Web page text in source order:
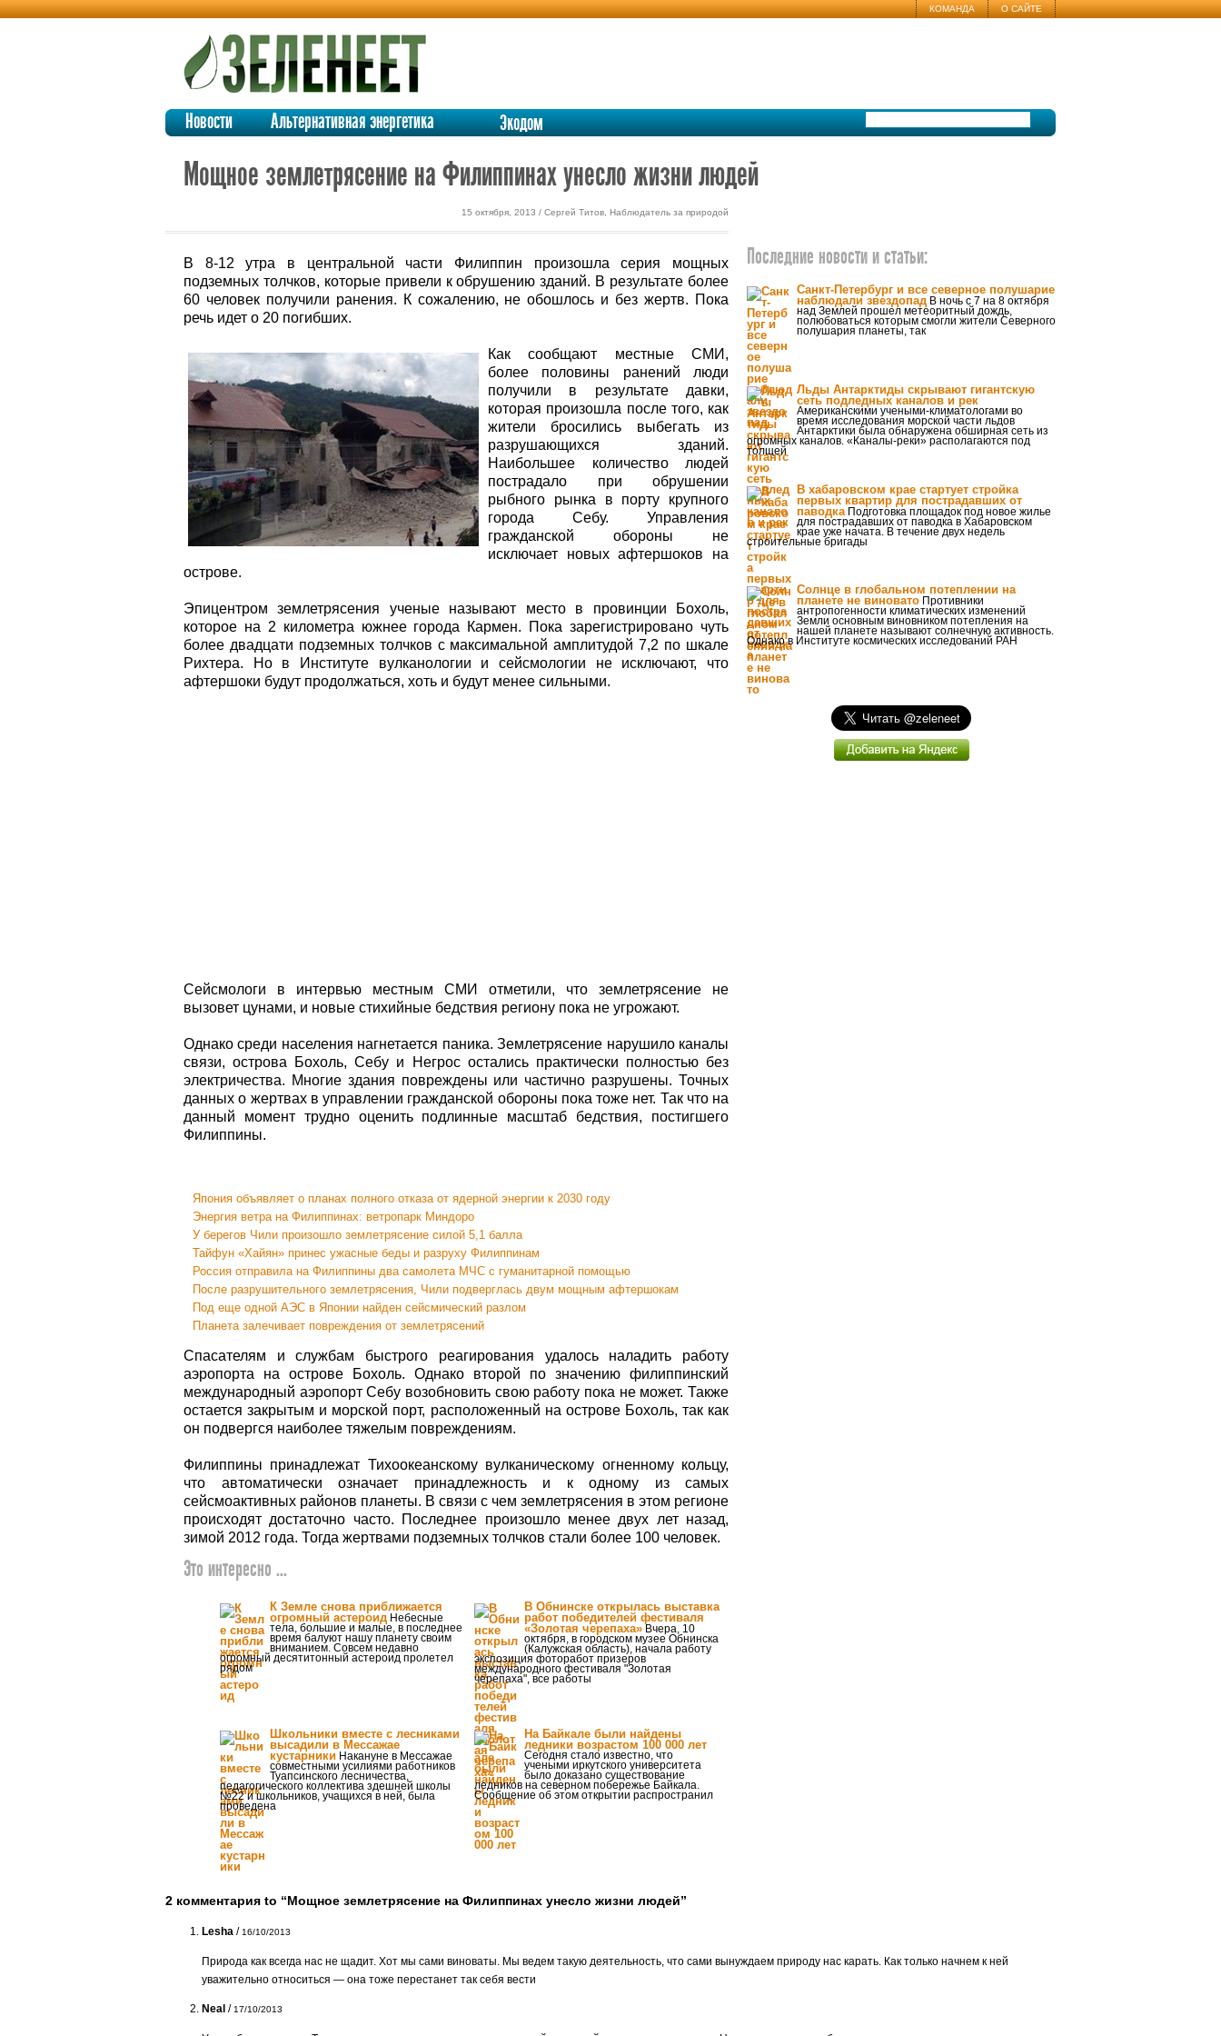
КОМАНДА О САЙТЕ
Новости Альтернативная энергетика Экодом
Мощное землетрясение на Филиппинах унесло жизни людей
15 октября, 2013 / Сергей Титов, Наблюдатель за природой
В 8-12 утра в центральной части Филиппин произошла серия мощных
подземных толчков, которые привели к обрушению зданий. В результате более
60 человек получили ранения. К сожалению, не обошлось и без жертв. Пока
речь идет о 20 погибших.
Как сообщают местные СМИ,
более половины ранений люди
получили в результате давки,
которая произошла после того, как
жители бросились выбегать из
разрушающихся зданий.
Наибольшее количество людей
пострадало при обрушении
рыбного рынка в порту крупного
города Себу. Управления
гражданской обороны не
исключает новых афтершоков на
острове.
Эпицентром землетрясения ученые называют место в провинции Бохоль,
которое на 2 километра южнее города Кармен. Пока зарегистрировано чуть
более двадцати подземных толчков с максимальной амплитудой 7,2 по шкале
Рихтера. Но в Институте вулканологии и сейсмологии не исключают, что
афтершоки будут продолжаться, хоть и будут менее сильными.
Сейсмологи в интервью местным СМИ отметили, что землетрясение не
вызовет цунами, и новые стихийные бедствия региону пока не угрожают.
Однако среди населения нагнетается паника. Землетрясение нарушило каналы
связи, острова Бохоль, Себу и Негрос остались практически полностью без
электричества. Многие здания повреждены или частично разрушены. Точных
данных о жертвах в управлении гражданской обороны пока тоже нет. Так что на
данный момент трудно оценить подлинные масштаб бедствия, постигшего
Филиппины.
Япония объявляет о планах полного отказа от ядерной энергии к 2030 году
Энергия ветра на Филиппинах: ветропарк Миндоро
У берегов Чили произошло землетрясение cилой 5,1 балла
Тайфун «Хайян» принес ужасные беды и разруху Филиппинам
Россия отправила на Филиппины два самолета МЧС с гуманитарной помощью
После разрушительного землетрясения, Чили подверглась двум мощным афтершокам
Под еще одной АЭС в Японии найден сейсмический разлом
Планета залечивает повреждения от землетрясений
Спасателям и службам быстрого реагирования удалось наладить работу
аэропорта на острове Бохоль. Однако второй по значению филиппинский
международный аэропорт Себу возобновить свою работу пока не может. Также
остается закрытым и морской порт, расположенный на острове Бохоль, так как
он подвергся наиболее тяжелым повреждениям.
Филиппины принадлежат Тихоокеанскому вулканическому огненному кольцу,
что автоматически означает принадлежность и к одному из самых
сейсмоактивных районов планеты. В связи с чем землетрясения в этом регионе
происходят достаточно часто. Последнее произошло менее двух лет назад,
зимой 2012 года. Тогда жертвами подземных толчков стали более 100 человек.
Это интересно ...
К Земле снова приближается
огромный астероид Небесные
тела, большие и малые, в последнее
время балуют нашу планету своим
вниманием. Совсем недавно
огромный десятитонный астероид пролетел
рядом
В Обнинске открылась выставка
работ победителей фестиваля
«Золотая черепаха» Вчера, 10
октября, в городском музее Обнинска
(Калужская область), начала работу
экспозиция фоторабот призеров
международного фестиваля "Золотая
черепаха", все работы
Школьники вместе с лесниками
высадили в Мессажае
кустарники Накануне в Мессажае
совместными усилиями работников
Туапсинского лесничества,
педагогического коллектива здешней школы
№22 и школьников, учащихся в ней, была
проведена
На Байкале были найдены
ледники возрастом 100 000 лет
Сегодня стало известно, что
учеными иркутского университета
было доказано существование
ледников на северном побережье Байкала.
Сообщение об этом открытии распространил
Последние новости и статьи:
Санкт-Петербург и все северное полушарие
наблюдали звездопад В ночь с 7 на 8 октября
над Землей прошел метеоритный дождь,
полюбоваться которым смогли жители Северного
полушария планеты, так
Льды Антарктиды скрывают гигантскую
сеть подледных каналов и рек
Американскими учеными-климатологами во
время исследования морской части льдов
Антарктики была обнаружена обширная сеть из
огромных каналов. «Каналы-реки» располагаются под
толщей
В хабаровском крае стартует стройка
первых квартир для пострадавших от
паводкаПодготовка площадок под новое жилье
для пострадавших от паводка в Хабаровском
крае уже начата. В течение двух недель
строительные бригады
Солнце в глобальном потеплении на
планете не виновато Противники
антропогенности климатических изменений
Земли основным виновником потепления на
нашей планете называют солнечную активность.
Однако в Институте космических исследований РАН
2 комментария to “Мощное землетрясение на Филиппинах унесло жизни людей”
Lesha / 16/10/2013
Природа как всегда нас не щадит. Хот мы сами виноваты. Мы ведем такую деятельность, что сами вынуждаем природу нас карать. Как только начнем к ней
уважительно относиться — она тоже перестанет так себя вести
Neal / 17/10/2013